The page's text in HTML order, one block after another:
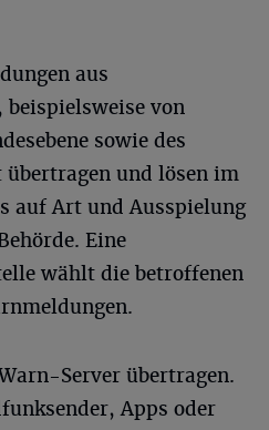
aus
beispielsweise von
sowie des
übertragen und lösen im
auf Art und Ausspielung
Eine
wählt die betroffenen
Server übertragen.
Apps oder